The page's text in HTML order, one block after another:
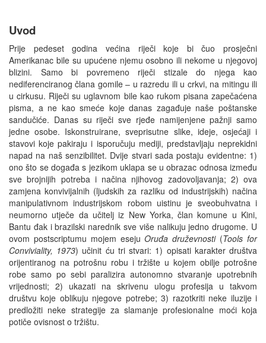
Uvod
Prije pedeset godina većina riječi koje bi čuo prosječni
Amerikanac bile su upućene njemu osobno ili nekome u njegovoj
blizini. Samo bi povremeno riječi stizale do njega kao
nediferenciranog člana gomile – u razredu ili u crkvi, na mitingu ili
u cirkusu. Riječi su uglavnom bile kao rukom pisana zapečaćena
pisma, a ne kao smeće koje danas zagađuje naše poštanske
sandučiće. Danas su riječi sve rjeđe namijenjene pažnji samo
jedne osobe. Iskonstruirane, sveprisutne slike, ideje, osjećaji i
stavovi koje pakiraju i isporučuju mediji, predstavljaju neprekidni
napad na naš senzibilitet. Dvije stvari sada postaju evidentne: 1)
ono što se događa s jezikom uklapa se u obrazac odnosa između
sve brojnijih potreba i načina njihovog zadovoljavanja; 2) ova
zamjena konvivijalnih (ljudskih za razliku od industrijskih) načina
manipulativnom industrijskom robom uistinu je sveobuhvatna i
neumorno utječe da učitelj iz New Yorka, član komune u Kini,
Bantu đak i brazilski narednik sve više nalikuju jedno drugome. U
ovom postscriptumu mojem esejuOruđa druževnosti(Tools for
Conviviality, 1973) učinit ću tri stvari: 1) opisati karakter društva
orijentiranog na potrošnu robu i tržište u kojem obilje potrošne
robe samo po sebi paralizira autonomno stvaranje upotrebnih
vrijednosti; 2) ukazati na skrivenu ulogu profesija u takvom
društvu koje oblikuju njegove potrebe; 3) razotkriti neke iluzije i
predložiti neke strategije za slamanje profesionalne moći koja
potiče ovisnost o tržištu.